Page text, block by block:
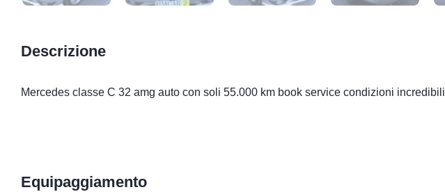
Descrizione
Mercedes classe C 32 amg auto con soli 55.000 km book service condizioni incredibili
Equipaggiamento